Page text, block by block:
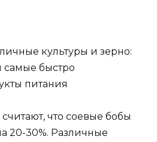
что соевые бобы
20-30%. Различные